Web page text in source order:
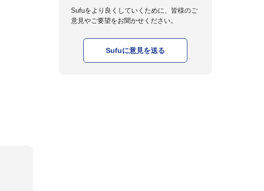
Sufuをより良くしていくために、皆様のご
意見やご要望をお聞かせください。
Sufuに意見を送る